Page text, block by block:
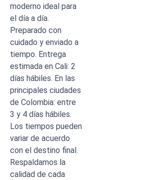
moderno ideal para
el día a día.
Preparado con
cuidado y enviado a
tiempo. Entrega
estimada en Cali: 2
días hábiles. En las
principales ciudades
de Colombia: entre
3 y 4 días hábiles.
Los tiempos pueden
variar de acuerdo
con el destino final.
Respaldamos la
calidad de cada